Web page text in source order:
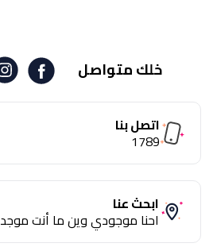
خلك متواصل
اتصل بنا
1789
ابحث عنا
احنا موجودي وين ما أنت موجد